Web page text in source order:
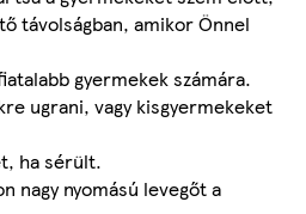
távolságban, amikor Önnel
gyermekek számára.
ugrani, vagy kisgyermekeket
ha sérült.
nagy nyomású levegőt a